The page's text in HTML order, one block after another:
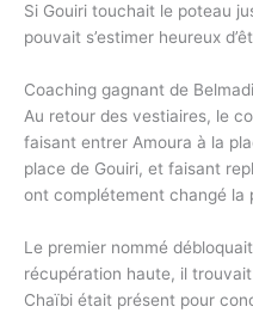
Si Gouiri touchait le poteau
pouvait s’estimer heureux
Coaching gagnant de Belmadi
Au retour des vestiaires, le
faisant entrer Amoura à la
place de Gouiri, et faisant
ont complétement changé la
Le premier nommé
récupération haute, il
Chaïbi était présent pour